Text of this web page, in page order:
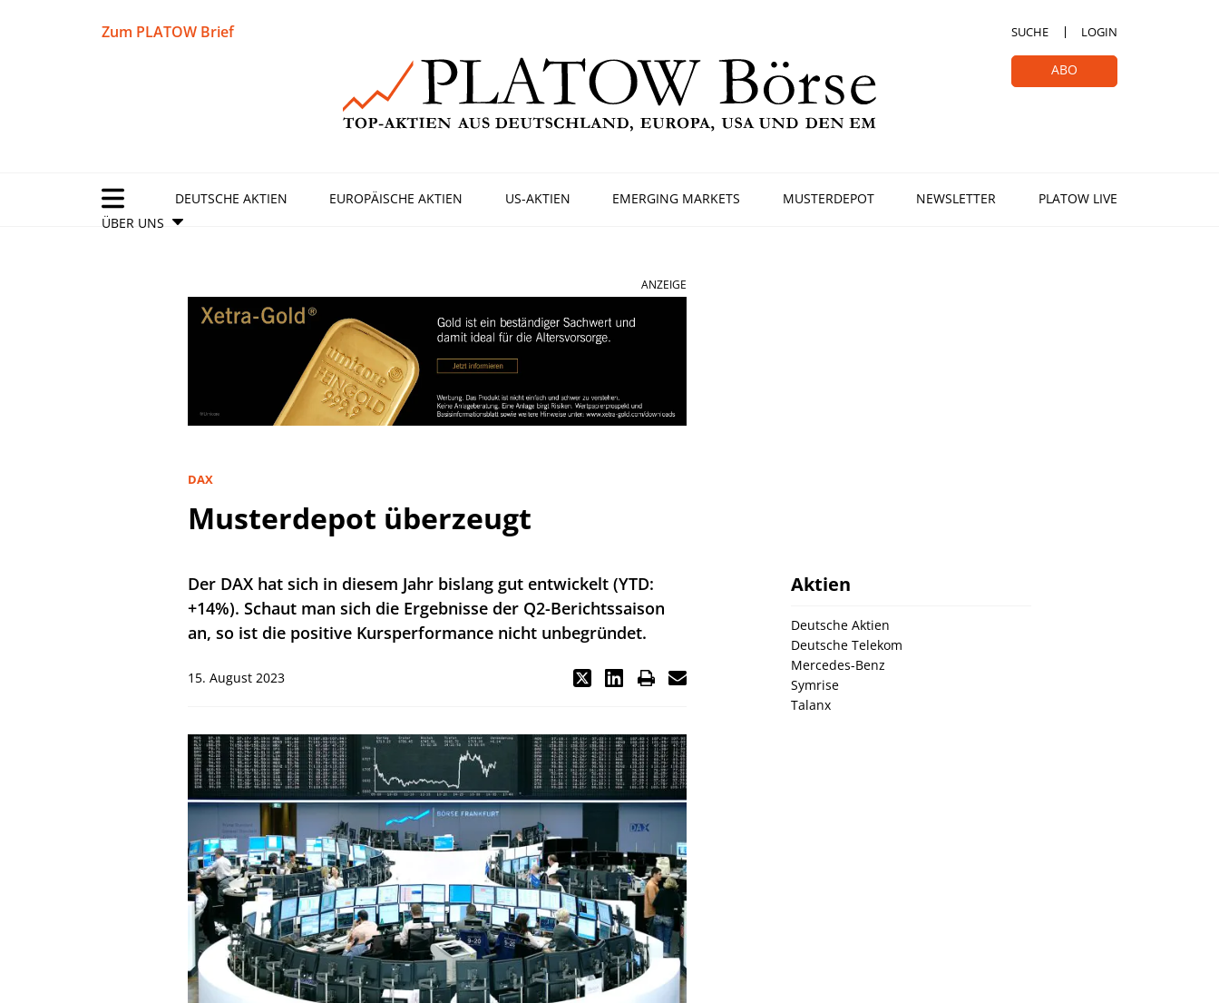
Zum PLATOW Brief SUCHE LOGIN
ABO
DEUTSCHE AKTIEN EUROPÄISCHE AKTIEN US-AKTIEN EMERGING MARKETS MUSTERDEPOT NEWSLETTER
PLATOW LIVE
ÜBER UNS
ANZEIGE
DAX
Musterdepot überzeugt
Der DAX hat sich in diesem Jahr bislang gut entwickelt (YTD:
+14%). Schaut man sich die Ergebnisse der Q2-Berichtssaison
an, so ist die positive Kursperformance nicht unbegründet.
15. August 2023
Aktien
Deutsche Aktien
Deutsche Telekom
Mercedes-Benz
Symrise
Talanx